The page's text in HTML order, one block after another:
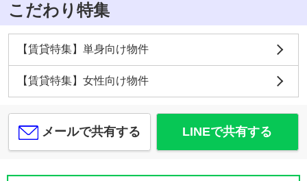
こだわり特集
【賃貸特集】単身向け物件
【賃貸特集】女性向け物件
メールで共有する LINEで共有する